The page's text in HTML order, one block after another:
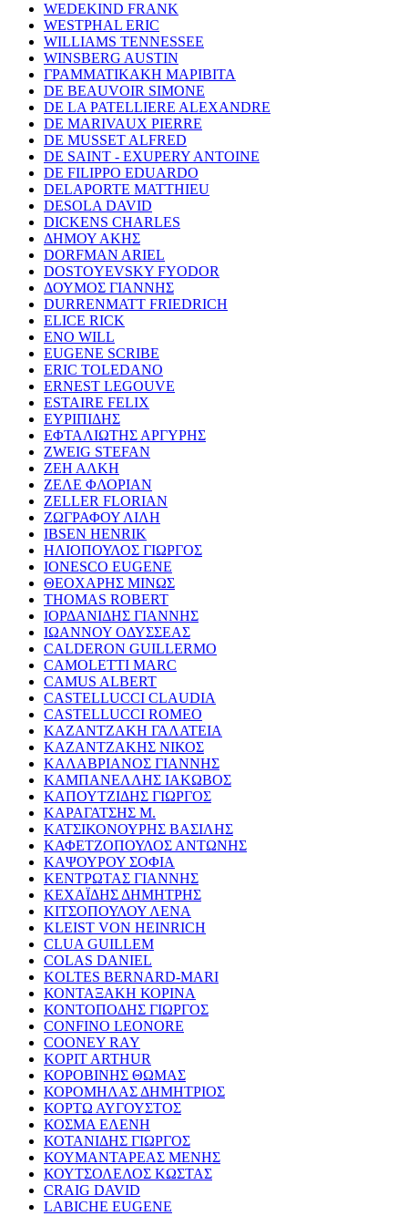
WEDEKIND FRANK
WESTPHAL ERIC
WILLIAMS TENNESSEE
WINSBERG AUSTIN
ΓΡΑΜΜΑΤΙΚΑΚΗ ΜΑΡΙΒΙΤΑ
DE BEAUVOIR SIMONE
DE LA PATELLIERE ALEXANDRE
DE MARIVAUX PIERRE
DE MUSSET ALFRED
DE SAINT - EXUPERY ANTOINE
DE FILIPPO EDUARDO
DELAPORTE MATTHIEU
DESOLA DAVID
DICKENS CHARLES
ΔΗΜΟΥ ΑΚΗΣ
DORFMAN ARIEL
DOSTOYEVSKY FYODOR
ΔΟΥΜΟΣ ΓΙΑΝΝΗΣ
DURRENMATT FRIEDRICH
ELICE RICK
ENO WILL
EUGENE SCRIBE
ERIC TOLEDANO
ERNEST LEGOUVE
ESTAIRE FELIX
ΕΥΡΙΠΙΔΗΣ
ΕΦΤΑΛΙΩΤΗΣ ΑΡΓΥΡΗΣ
ZWEIG STEFAN
ΖΕΗ ΑΛΚΗ
ΖΕΛΕ ΦΛΟΡΙΑΝ
ZELLER FLORIAN
ΖΩΓΡΑΦΟΥ ΛΙΛΗ
IBSEN HENRIK
ΗΛΙΟΠΟΥΛΟΣ ΓΙΩΡΓΟΣ
IONESCO EUGENE
ΘΕΟΧΑΡΗΣ ΜΙΝΩΣ
THOMAS ROBERT
ΙΟΡΔΑΝΙΔΗΣ ΓΙΑΝΝΗΣ
ΙΩΑΝΝΟΥ ΟΔΥΣΣΕΑΣ
CALDERON GUILLERMO
CAMOLETTI MARC
CAMUS ALBERT
CASTELLUCCI CLAUDIA
CASTELLUCCI ROMEO
ΚΑΖΑΝΤΖΑΚΗ ΓΑΛΑΤΕΙΑ
ΚΑΖΑΝΤΖΑΚΗΣ ΝΙΚΟΣ
ΚΑΛΑΒΡΙΑΝΟΣ ΓΙΑΝΝΗΣ
ΚΑΜΠΑΝΕΛΛΗΣ ΙΑΚΩΒΟΣ
ΚΑΠΟΥΤΖΙΔΗΣ ΓΙΩΡΓΟΣ
ΚΑΡΑΓΑΤΣΗΣ Μ.
ΚΑΤΣΙΚΟΝΟΥΡΗΣ ΒΑΣΙΛΗΣ
ΚΑΦΕΤΖΟΠΟΥΛΟΣ ΑΝΤΩΝΗΣ
ΚΑΨΟΥΡΟΥ ΣΟΦΙΑ
ΚΕΝΤΡΩΤΑΣ ΓΙΑΝΝΗΣ
ΚΕΧΑΪΔΗΣ ΔΗΜΗΤΡΗΣ
ΚΙΤΣΟΠΟΥΛΟΥ ΛΕΝΑ
KLEIST VON HEINRICH
CLUA GUILLEM
COLAS DANIEL
KOLTES BERNARD-MARI
ΚΟΝΤΑΞΑΚΗ ΚΟΡΙΝΑ
ΚΟΝΤΟΠΟΔΗΣ ΓΙΩΡΓΟΣ
CONFINO LEONORE
COONEY RAY
KOPIT ARTHUR
ΚΟΡΟΒΙΝΗΣ ΘΩΜΑΣ
ΚΟΡΟΜΗΛΑΣ ΔΗΜΗΤΡΙΟΣ
ΚΟΡΤΩ ΑΥΓΟΥΣΤΟΣ
ΚΟΣΜΑ ΕΛΕΝΗ
ΚΟΤΑΝΙΔΗΣ ΓΙΩΡΓΟΣ
ΚΟΥΜΑΝΤΑΡΕΑΣ ΜΕΝΗΣ
ΚΟΥΤΣΟΛΕΛΟΣ ΚΩΣΤΑΣ
CRAIG DAVID
LABICHE EUGENE